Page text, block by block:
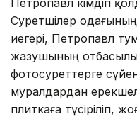
Петропавл әкімдігі
Суретшілер
иегері, Петропавл
жазушының
фотосуреттерге
муралдардан
плиткаға түсіріліп,